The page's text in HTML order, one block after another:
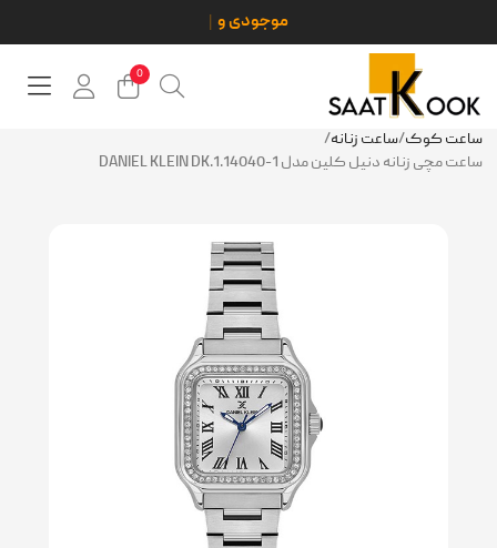
0
ساعت کوک/ساعت زنانه/
ساعت مچی زنانه دنیل کلین مدل DANIEL KLEIN DK.1.14040-1